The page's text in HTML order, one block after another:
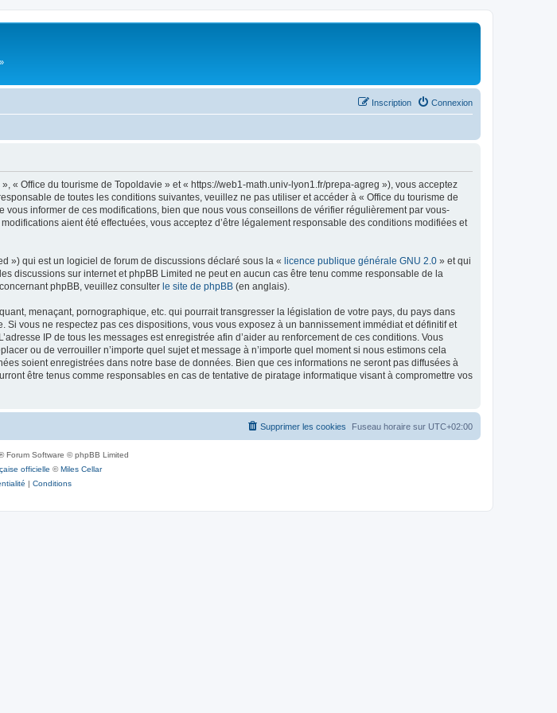
Connexion
Inscription
« Office du tourisme de Topoldavie » et « https://web1-math.univ-lyon1.fr/prepa-agreg »), vous acceptez
de toutes les conditions suivantes, veuillez ne pas utiliser et accéder à « Office du tourisme de
informer de ces modifications, bien que nous vous conseillons de vérifier régulièrement par vous-
aient été effectuées, vous acceptez d’être légalement responsable des conditions modifiées et
») qui est un logiciel de forum de discussions déclaré sous la « licence publique générale GNU 2.0 » et qui
discussions sur internet et phpBB Limited ne peut en aucun cas être tenu comme responsable de la
phpBB, veuillez consulter le site de phpBB (en anglais).
menaçant, pornographique, etc. qui pourrait transgresser la législation de votre pays, du pays dans
vous ne respectez pas ces dispositions, vous vous exposez à un bannissement immédiat et définitif et
IP de tous les messages est enregistrée afin d’aider au renforcement de ces conditions. Vous
ou de verrouiller n’importe quel sujet et message à n’importe quel moment si nous estimons cela
soient enregistrées dans notre base de données. Bien que ces informations ne seront pas diffusées à
être tenus comme responsables en cas de tentative de piratage informatique visant à compromettre vos
Fuseau horaire sur UTC+02:00
Supprimer les cookies
Forum Software © phpBB Limited
officielle ©Miles Cellar
| Conditions